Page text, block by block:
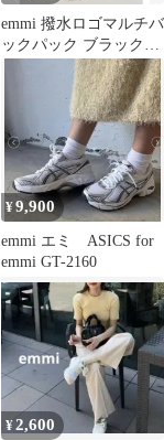
emmi 撥水ロゴマルチバ
ックパック ブラック
エミ リュック
¥9,900
emmi エミ ASICS for
emmi GT-2160
¥2,600